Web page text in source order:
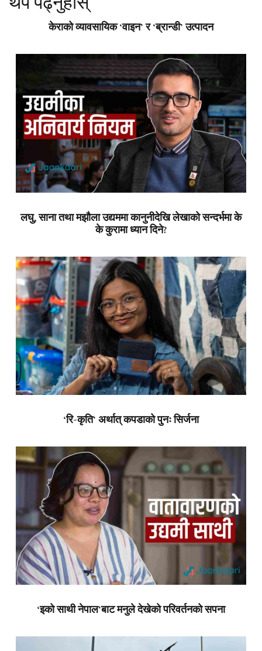
केराको व्यावसायिक ‘वाइन’ र ‘ब्रान्डी’ उत्पादन
लघु, साना तथा मझौला उद्यममा कानुनीदेखि लेखाको सन्दर्भमा के
के कुरामा ध्यान दिने?
‘रि-कृति’ अर्थात् कपडाको पुनः सिर्जना
‘इको साथी नेपाल’बाट मनुले देखेको परिवर्तनको सपना